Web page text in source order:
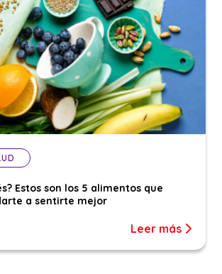
Estos son los 5 alimentos que
a sentirte mejor
Leer más